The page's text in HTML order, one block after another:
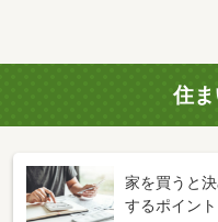
住
家を買うと
するポイン